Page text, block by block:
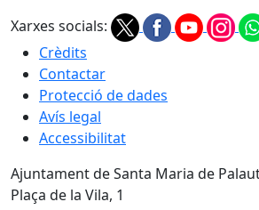
Xarxes socials:
Crèdits
Contactar
Protecció de dades
Avís legal
Accessibilitat
Ajuntament de Santa Maria de
Plaça de la Vila, 1